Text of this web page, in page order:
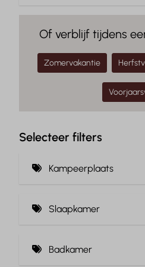
Of verblijf tijdens
Zomervakantie
Selecteer filters
Kampeerplaats
Wateraansluiting
Slaapkamer
Badkamer